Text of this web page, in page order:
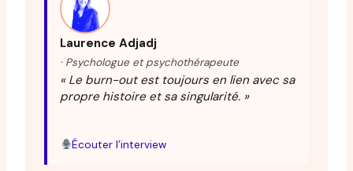
Laurence Adjadj
· Psychologue et psychothérapeute
« Le burn-out est toujours en lien avec sa
propre histoire et sa singularité. »
Écouter l’interview